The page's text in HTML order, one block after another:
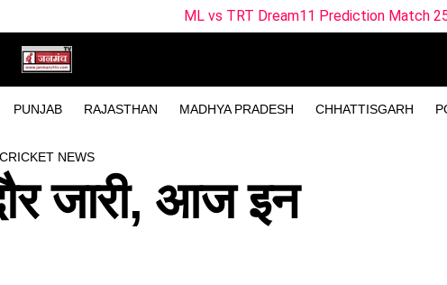
PUNJAB RAJASTHAN MADHYA PRADESH CHHATTISGARH
CRICKET NEWS
ML vs TRT Dream11 Prediction Match 25: Pitch Report,
जारी, आज इन